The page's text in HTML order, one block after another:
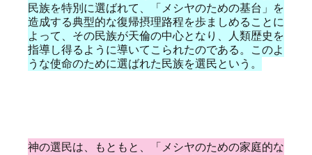
民族を特別に選ばれて、「メシヤのための基台」を
造成する典型的な復帰摂理路程を歩ましめることに
よって、その民族が天倫の中心となり、人類歴史を
指導し得るように導いてこられたのである。このよ
うな使命のために選ばれた民族を選民という。
神の選民は、もともと、「メシヤのための家庭的な